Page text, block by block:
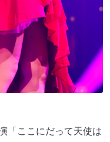
「ここにだって天使は